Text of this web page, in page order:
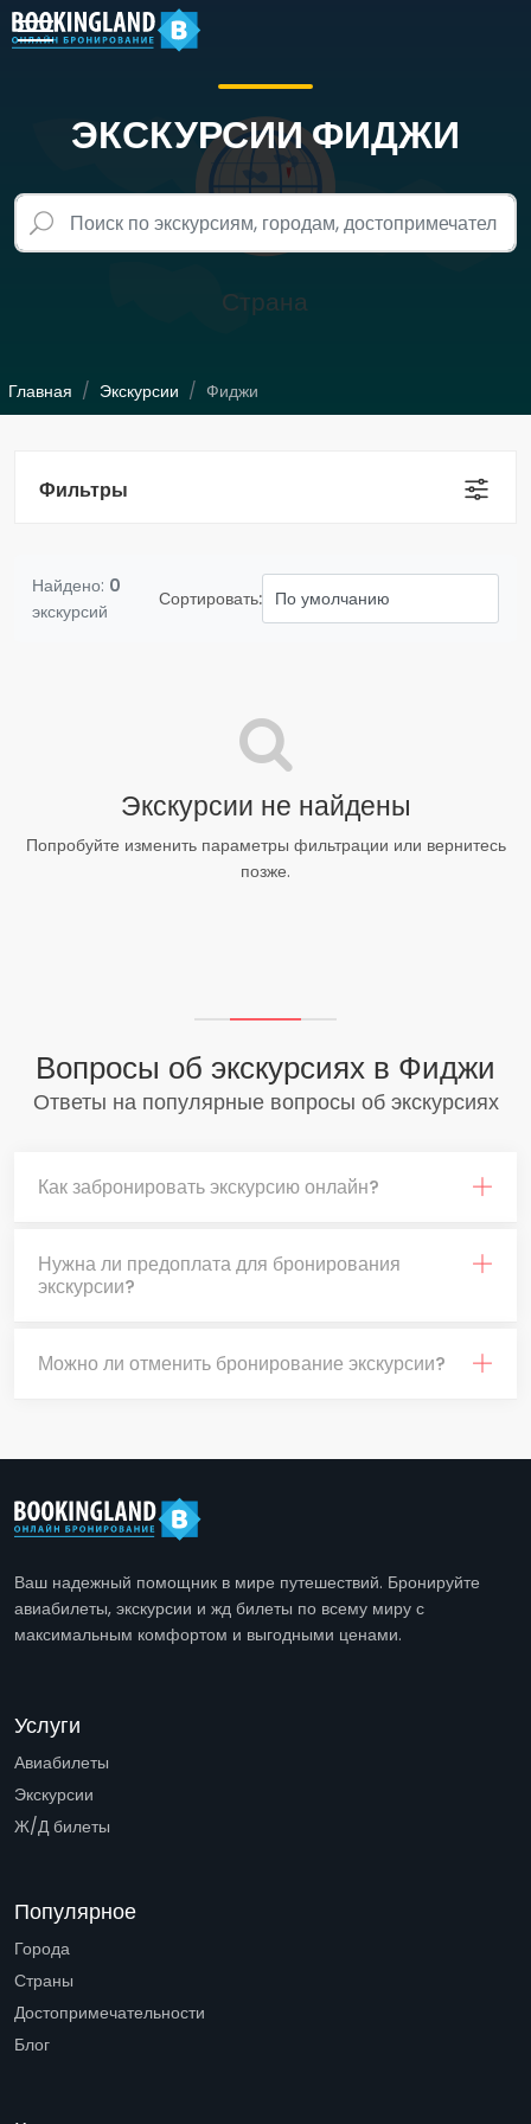
ЭКСКУРСИИ ФИДЖИ
Главная Экскурсии Фиджи
Фильтры
Найдено: 0
экскурсий
Сортировать:
Экскурсии не найдены
Попробуйте изменить параметры фильтрации или вернитесь
позже.
Вопросы об экскурсиях в Фиджи
Ответы на популярные вопросы об экскурсиях
Как забронировать экскурсию онлайн?
Нужна ли предоплата для бронирования
экскурсии?
Можно ли отменить бронирование экскурсии?
Ваш надежный помощник в мире путешествий. Бронируйте
авиабилеты, экскурсии и жд билеты по всему миру с
максимальным комфортом и выгодными ценами.
Услуги
Авиабилеты
Экскурсии
Ж/Д билеты
Популярное
Города
Страны
Достопримечательности
Блог